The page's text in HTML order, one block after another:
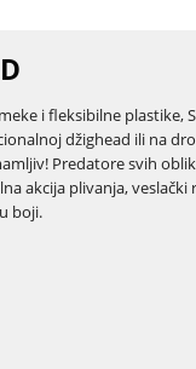
i fleksibilne plastike,
džighead ili na
Predatore svih
akcija plivanja, veslački
boji.